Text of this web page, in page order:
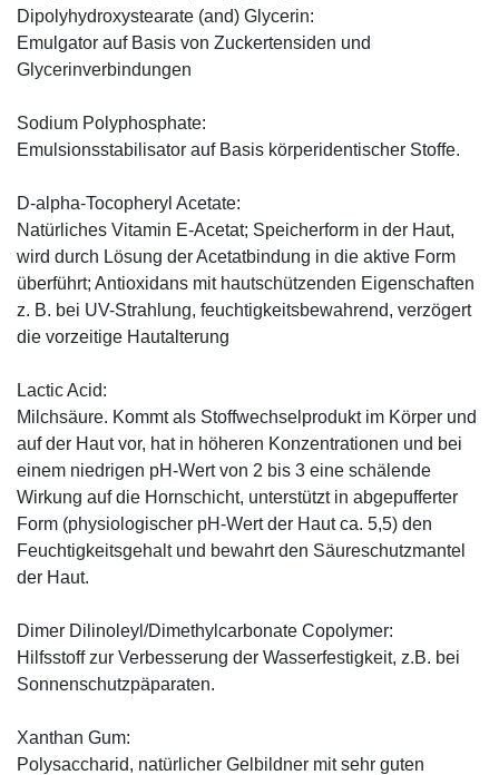
Dipolyhydroxystearate (and) Glycerin:
Emulgator auf Basis von Zuckertensiden und
Glycerinverbindungen
Sodium Polyphosphate:
Emulsionsstabilisator auf Basis körperidentischer Stoffe.
D-alpha-Tocopheryl Acetate:
Natürliches Vitamin E-Acetat; Speicherform in der Haut,
wird durch Lösung der Acetatbindung in die aktive Form
überführt; Antioxidans mit hautschützenden Eigenschaften
z. B. bei UV-Strahlung, feuchtigkeitsbewahrend, verzögert
die vorzeitige Hautalterung
Lactic Acid:
Milchsäure. Kommt als Stoffwechselprodukt im Körper und
auf der Haut vor, hat in höheren Konzentrationen und bei
einem niedrigen pH-Wert von 2 bis 3 eine schälende
Wirkung auf die Hornschicht, unterstützt in abgepufferter
Form (physiologischer pH-Wert der Haut ca. 5,5) den
Feuchtigkeitsgehalt und bewahrt den Säureschutzmantel
der Haut.
Dimer Dilinoleyl/Dimethylcarbonate Copolymer:
Hilfsstoff zur Verbesserung der Wasserfestigkeit, z.B. bei
Sonnenschutzpäparaten.
Xanthan Gum:
Polysaccharid, natürlicher Gelbildner mit sehr guten